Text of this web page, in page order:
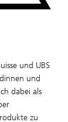
und UBS
und
dabei als
zu